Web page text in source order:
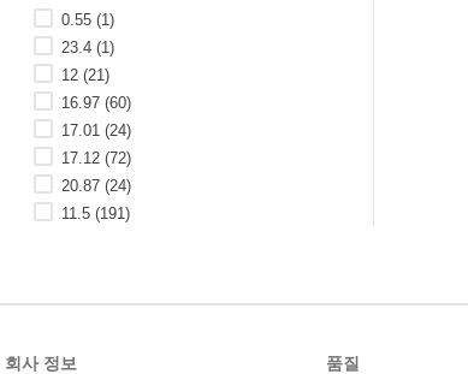
0.55 (1)
23.4 (1)
12 (21)
16.97 (60)
17.01 (24)
17.12 (72)
20.87 (24)
11.5 (191)
32개 더 보기
회사 정보 품질